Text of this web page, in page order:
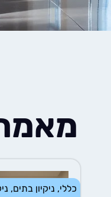
כללי, ניקיון בתים,